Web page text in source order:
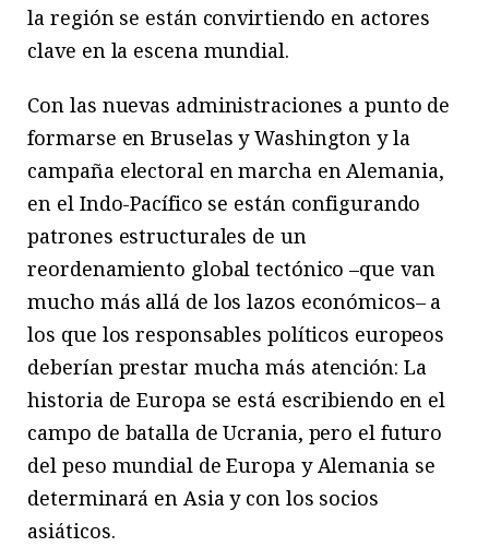
la región se están convirtiendo en actores
clave en la escena mundial.
Con las nuevas administraciones a punto de
formarse en Bruselas y Washington y la
campaña electoral en marcha en Alemania,
en el Indo-Pacífico se están configurando
patrones estructurales de un
reordenamiento global tectónico –que van
mucho más allá de los lazos económicos– a
los que los responsables políticos europeos
deberían prestar mucha más atención: La
historia de Europa se está escribiendo en el
campo de batalla de Ucrania, pero el futuro
del peso mundial de Europa y Alemania se
determinará en Asia y con los socios
asiáticos.